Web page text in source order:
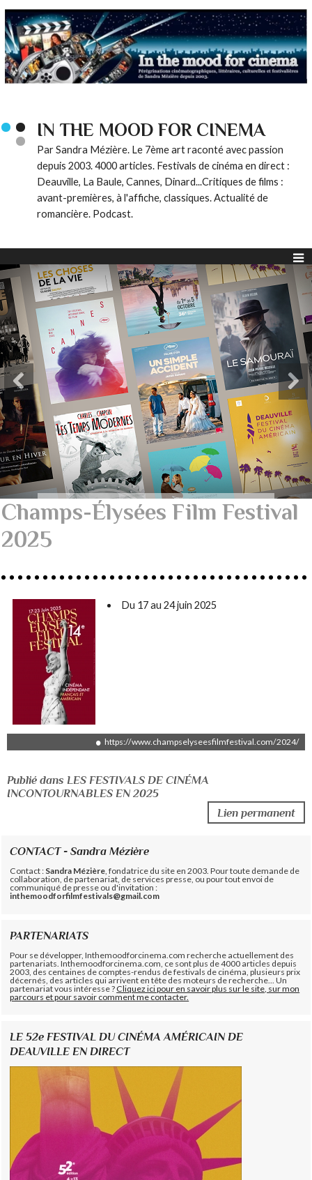
IN THE MOOD FOR CINEMA
Par Sandra Mézière. Le 7ème art raconté avec passion
depuis 2003. 4000 articles. Festivals de cinéma en direct :
Deauville, La Baule, Cannes, Dinard...Critiques de films :
avant-premières, à l'affiche, classiques. Actualité de
romancière. Podcast.
Champs-Élysées Film Festival
2025
Du 17 au 24 juin 2025
https://www.champselyseesfilmfestival.com/2024/
Publié dans LES FESTIVALS DE CINÉMA
INCONTOURNABLES EN 2025
Lien permanent
CONTACT - Sandra Mézière
Contact : Sandra Mézière , fondatrice du site en 2003. Pour toute demande de
collaboration, de partenariat, de services presse, ou pour tout envoi de
communiqué de presse ou d'invitation :
inthemoodforfilmfestivals@gmail.com
PARTENARIATS
Pour se développer, Inthemoodforcinema.com recherche actuellement des
partenariats. Inthemoodforcinema.com, ce sont plus de 4000 articles depuis
2003, des centaines de comptes-rendus de festivals de cinéma, plusieurs prix
décernés, des articles qui arrivent en tête des moteurs de recherche... Un
partenariat vous intéresse ?Cliquez ici pour en savoir plus sur le site, sur mon
parcours et pour savoir comment me contacter.
LE 52e FESTIVAL DU CINÉMA AMÉRICAIN DE
DEAUVILLE EN DIRECT